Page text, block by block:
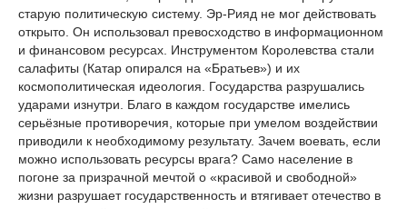
старую политическую систему. Эр-Рияд не мог действовать
открыто. Он использовал превосходство в информационном
и финансовом ресурсах. Инструментом Королевства стали
салафиты (Катар опирался на «Братьев») и их
космополитическая идеология. Государства разрушались
ударами изнутри. Благо в каждом государстве имелись
серьёзные противоречия, которые при умелом воздействии
приводили к необходимому результату. Зачем воевать, если
можно использовать ресурсы врага? Само население в
погоне за призрачной мечтой о «красивой и свободной»
жизни разрушает государственность и втягивает отечество в